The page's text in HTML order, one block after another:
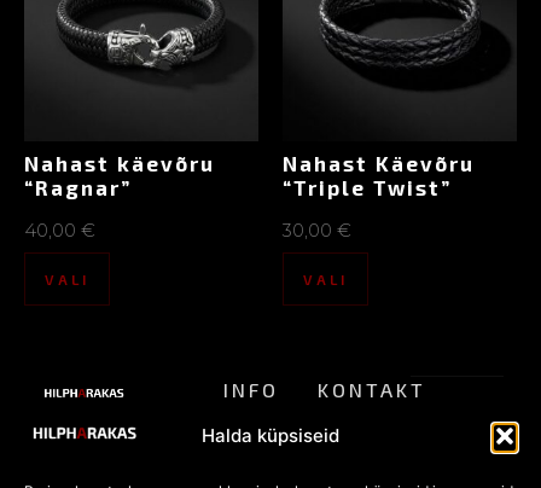
Halda küpsiseid
Nahast käevõru
“Ragnar”
40,00 €
VALI
Nahast Käevõru
“Triple Twist”
30,00 €
VALI
POOD
INFO
Meist
KONTAKT
pood@hilpharakas.eePrivaatsu